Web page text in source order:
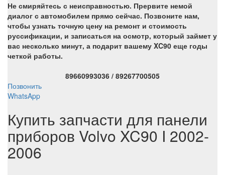
Не смиряйтесь с неисправностью. Прервите немой
диалог с автомобилем прямо сейчас. Позвоните нам,
чтобы узнать точную цену на ремонт и стоимость
руссификации, и записаться на осмотр, который займет у
вас несколько минут, а подарит вашему XC90 еще годы
четкой работы.
89660993036 / 89267700505
Позвонить
WhatsApp
Купить запчасти для панели
приборов Volvo XC90 I 2002-
2006